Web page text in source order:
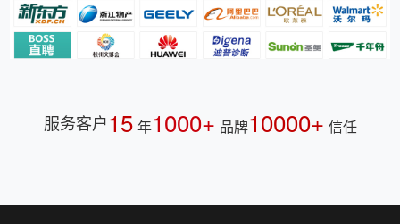
服务客户15 年1000+ 品牌10000+ 信任